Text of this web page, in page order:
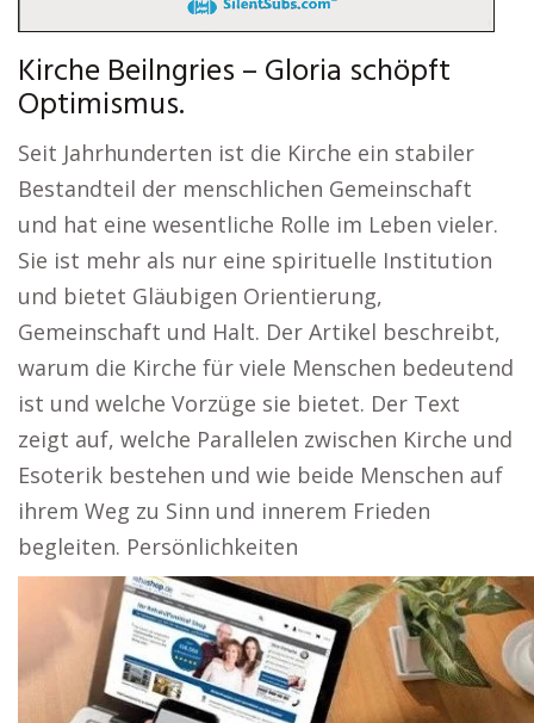
Kirche Beilngries – Gloria schöpft
Optimismus.
Seit Jahrhunderten ist die Kirche ein stabiler
Bestandteil der menschlichen Gemeinschaft
und hat eine wesentliche Rolle im Leben vieler.
Sie ist mehr als nur eine spirituelle Institution
und bietet Gläubigen Orientierung,
Gemeinschaft und Halt. Der Artikel beschreibt,
warum die Kirche für viele Menschen bedeutend
ist und welche Vorzüge sie bietet. Der Text
zeigt auf, welche Parallelen zwischen Kirche und
Esoterik bestehen und wie beide Menschen auf
ihrem Weg zu Sinn und innerem Frieden
begleiten. Persönlichkeiten